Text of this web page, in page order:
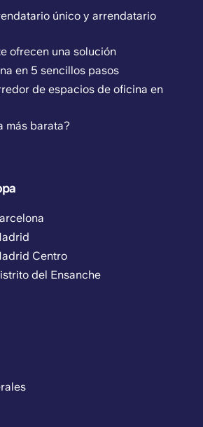
único y arrendatario
ofrecen una solución
en 5 sencillos pasos
de espacios de oficina en
más barata?
Centro
del Ensanche